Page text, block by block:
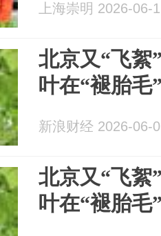
上海崇明 2026-06-
北京又“飞絮
叶在“褪胎毛
新浪财经 2026-06-
北京又“飞絮
叶在“褪胎毛